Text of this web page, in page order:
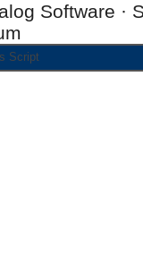
Software ·